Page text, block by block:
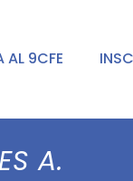
AL 9CFE
A.